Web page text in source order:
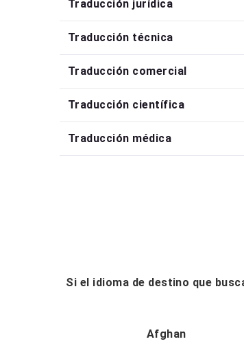
Traducción jurídica
Traducción técnica
Traducción comercial
Traducción científica
Traducción médica
Si el idioma de destino que
Afghan